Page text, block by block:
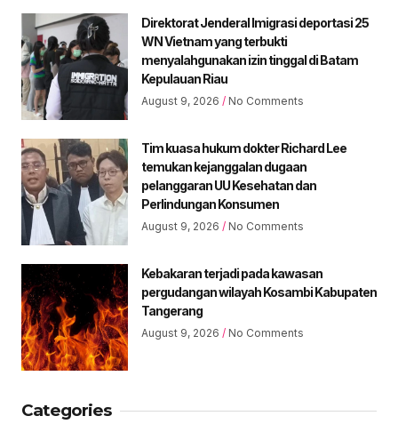
Direktorat Jenderal Imigrasi deportasi 25
WN Vietnam yang terbukti
menyalahgunakan izin tinggal di Batam
Kepulauan Riau
August 9, 2026 No Comments
Tim kuasa hukum dokter Richard Lee
temukan kejanggalan dugaan
pelanggaran UU Kesehatan dan
Perlindungan Konsumen
August 9, 2026 No Comments
Kebakaran terjadi pada kawasan
pergudangan wilayah Kosambi Kabupaten
Tangerang
August 9, 2026 No Comments
Categories